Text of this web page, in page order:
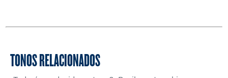
TONOS RELACIONADOS